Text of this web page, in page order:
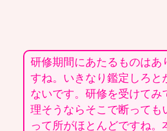
研修期間にあたるものはあ
すね。いきなり鑑定しろと
ないです。研修を受けてみ
理そうならそこで断っても
って所がほとんどですね。